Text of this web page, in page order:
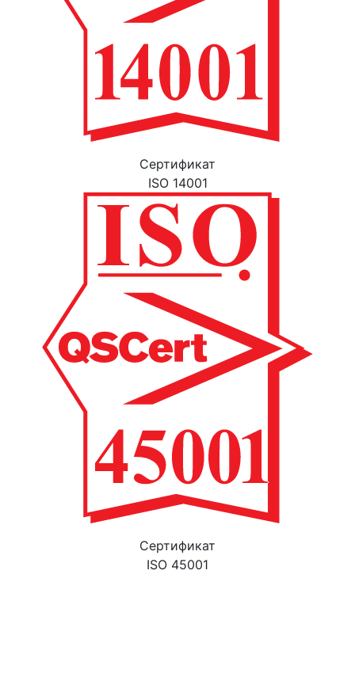
Cертификат
ISO 14001
Cертификат
ISO 45001